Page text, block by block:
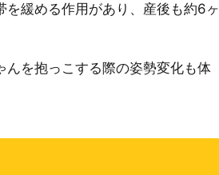
緩める作用があり、産後も約6ヶ
を抱っこする際の姿勢変化も体